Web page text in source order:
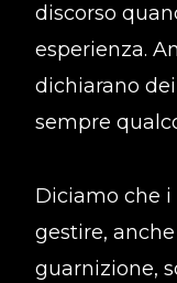
discorso
esperienza.
dichiarano
sempre
Diciamo che
gestire,
guarnizione,